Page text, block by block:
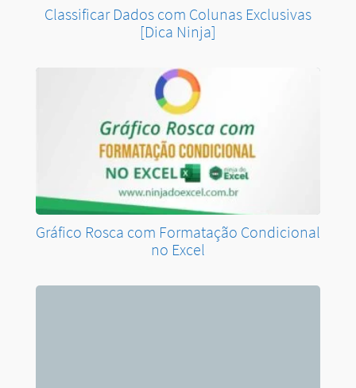
Classificar Dados com Colunas Exclusivas
[Dica Ninja]
Gráfico Rosca com Formatação Condicional
no Excel